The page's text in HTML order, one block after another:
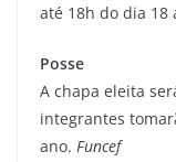
até 18h do dia 18
Posse
A chapa eleita
integrantes
ano. Funcef